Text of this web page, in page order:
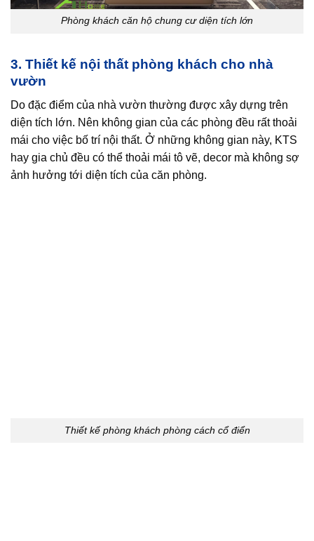
Phòng khách căn hộ chung cư diện tích lớn
3. Thiết kế nội thất phòng khách cho nhà
vườn
Do đặc điểm của nhà vườn thường được xây dựng trên
diện tích lớn. Nên không gian của các phòng đều rất thoải
mái cho việc bố trí nội thất. Ở những không gian này, KTS
hay gia chủ đều có thể thoải mái tô vẽ, decor mà không sợ
ảnh hưởng tới diện tích của căn phòng.
Thiết kế phòng khách phòng cách cổ điển